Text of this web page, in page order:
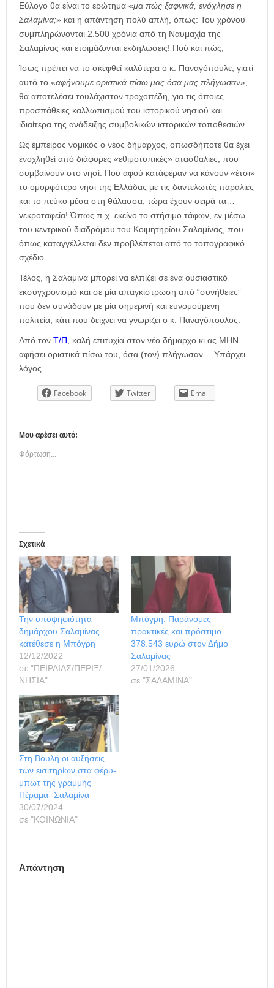
Εύλογο θα είναι το ερώτημα «μα πώς ξαφνικά, ενόχλησε η
Σαλαμίνα;» και η απάντηση πολύ απλή, όπως: Του χρόνου
συμπληρώνονται 2.500 χρόνια από τη Ναυμαχία της
Σαλαμίνας και ετοιμάζονται εκδηλώσεις! Πού και πώς;
Ίσως πρέπει να το σκεφθεί καλύτερα ο κ. Παναγόπουλε, γιατί
αυτό το «αφήνουμε οριστικά πίσω μας όσα μας πλήγωσαν»,
θα αποτελέσει τουλάχιστον τροχοπέδη, για τις όποιες
προσπάθειες καλλωπισμού του ιστορικού νησιού και
ιδιαίτερα της ανάδειξης συμβολικών ιστορικών τοποθεσιών.
Ως έμπειρος νομικός ο νέος δήμαρχος, οπωσδήποτε θα έχει
ενοχληθεί από διάφορες «εθιμοτυπικές» ατασθαλίες, που
συμβαίνουν στο νησί. Που αφού κατάφεραν να κάνουν «έτσι»
το ομορφότερο νησί της Ελλάδας με τις δαντελωτές παραλίες
και το πεύκο μέσα στη θάλασσα, τώρα έχουν σειρά τα…
νεκροταφεία! Όπως π.χ. εκείνο το στήσιμο τάφων, εν μέσω
του κεντρικού διαδρόμου του Κοιμητηρίου Σαλαμίνας, που
όπως καταγγέλλεται δεν προβλέπεται από το τοπογραφικό
σχέδιο.
Τέλος, η Σαλαμίνα μπορεί να ελπίζει σε ένα ουσιαστικό
εκσυγχρονισμό και σε μία απαγκίστρωση από “συνήθειες”
που δεν συνάδουν με μία σημερινή και ευνομούμενη
πολιτεία, κάτι που δείχνει να γνωρίζει ο κ. Παναγόπουλος.
Από τον Τ/Π, καλή επιτυχία στον νέο δήμαρχο κι ας ΜΗΝ
αφήσει οριστικά πίσω του, όσα (τον) πλήγωσαν… Υπάρχει
λόγος.
Facebook Twitter Email
Μου αρέσει αυτό:
Φόρτωση...
Σχετικά
Την υποψηφιότητα
δημάρχου Σαλαμίνας
κατέθεσε η Μπόγρη
12/12/2022
σε "ΠΕΙΡΑΙΑΣ/ΠΕΡΙΞ/
ΝΗΣΙΑ"
Μπόγρη: Παράνομες
πρακτικές και πρόστιμο
378.543 ευρώ στον Δήμο
Σαλαμίνας
27/01/2026
σε "ΣΑΛΑΜΙΝΑ"
Στη Βουλή οι αυξήσεις
των εισιτηρίων στα φέρυ-
μπωτ της γραμμής
Πέραμα -Σαλαμίνα
30/07/2024
σε "ΚΟΙΝΩΝΙΑ"
Απάντηση